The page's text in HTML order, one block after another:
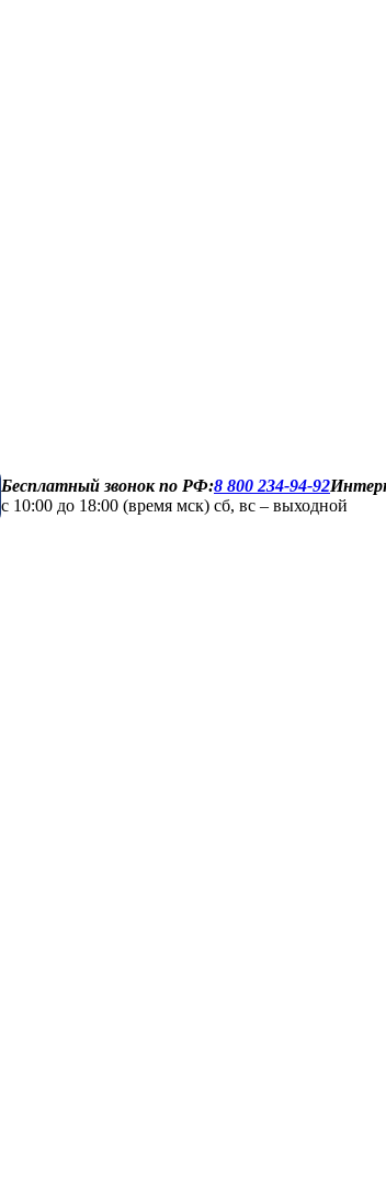
Бесплатный звонок по РФ:8 800 234-94-92
с 10:00 до 18:00 (время мск) сб, вс – выходной